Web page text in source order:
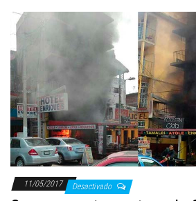
11/05/2017 Desactivado